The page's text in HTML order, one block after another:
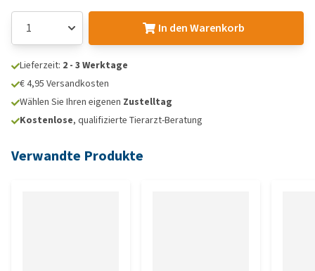
In den Warenkorb
Lieferzeit: 2 - 3 Werktage
€ 4,95 Versandkosten
Wählen Sie Ihren eigenen Zustelltag
Kostenlose, qualifizierte Tierarzt-Beratung
Verwandte Produkte